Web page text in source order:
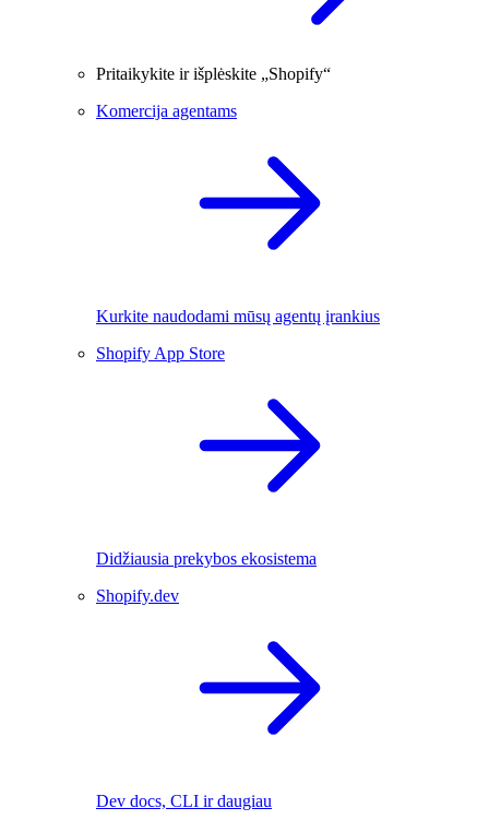
Pritaikykite ir išplėskite „Shopify“
Komercija agentams
Kurkite naudodami mūsų agentų įrankius
Shopify App Store
Didžiausia prekybos ekosistema
Shopify.dev
Dev docs, CLI ir daugiau